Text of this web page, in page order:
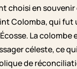
choisi en
Colomba, qui fut
La colombe
céleste, ce
de